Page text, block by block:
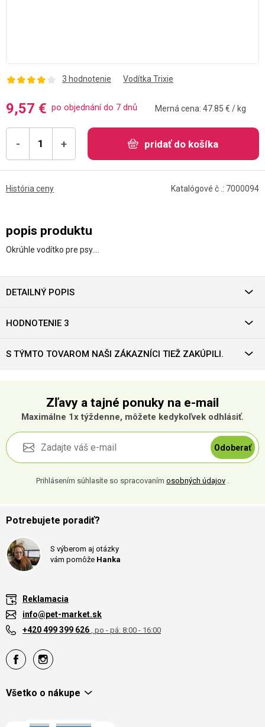
3 hodnotenie Vodítka Trixie
popis produktu
Okrúhle vodítko pre psy.…
9,57 € po objednání do 7 dnů Merná cena: 47.85 € / kg
- + pridať do košíka
História ceny Katalógové č .: 7000094
DETAILNÝ POPIS
HODNOTENIE 3
S TÝMTO TOVAROM NAŠI ZÁKAZNÍCI TIEŽ ZAKÚPILI.
Zľavy a tajné ponuky na e-mail
Maximálne 1x týždenne, môžete kedykoľvek odhlásiť.
Odoberať
Prihlásením súhlasíte so spracovaním osobných údajov .
Potrebujete poradiť?
S výberom aj otázky
vám pomôže Hanka
Reklamacia
info@pet-market.sk
+420 499 399 626 , po - pá: 8:00 - 16:00
Všetko o nákupe